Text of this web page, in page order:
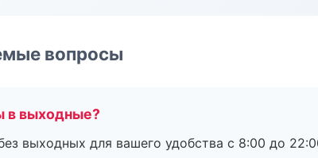
вопросы
в выходные?
выходных для вашего удобства с 8:00 до